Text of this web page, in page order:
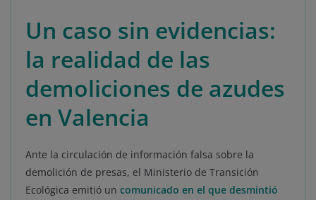
Un caso sin evidencias:
la realidad de las
demoliciones de azudes
en Valencia
Ante la circulación de información falsa sobre la
demolición de presas, el Ministerio de Transición
Ecológica emitió un comunicado en el que desmintió